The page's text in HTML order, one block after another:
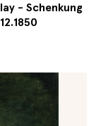
- Schenkung